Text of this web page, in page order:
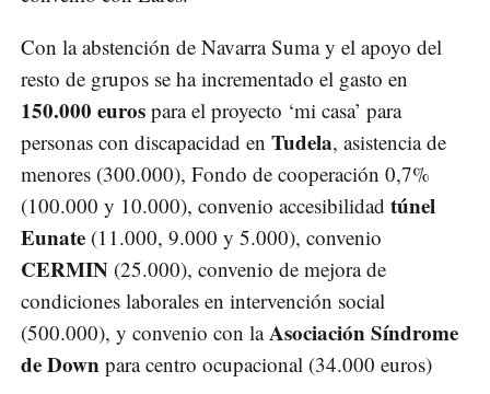
Con la abstención de Navarra Suma y el apoyo del
resto de grupos se ha incrementado el gasto en
150.000 euros para el proyecto ‘mi casa’ para
personas con discapacidad en Tudela, asistencia de
menores (300.000), Fondo de cooperación 0,7%
(100.000 y 10.000), convenio accesibilidad túnel
Eunate (11.000, 9.000 y 5.000), convenio
CERMIN (25.000), convenio de mejora de
condiciones laborales en intervención social
(500.000), y convenio con laAsociación Síndrome
de Down para centro ocupacional (34.000 euros)